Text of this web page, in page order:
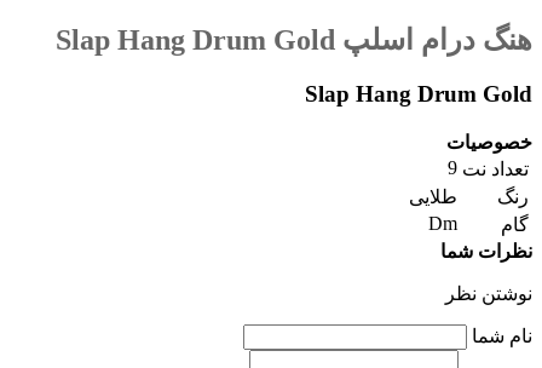
هنگ درام اسلپ Slap Hang Drum Gold
Slap Hang Drum Gold
خصوصیات
تعداد نت 9
رنگ
طلایی
گام
Dm
نظرات شما
نوشتن نظر
نام شما